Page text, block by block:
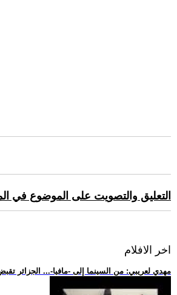
التعليق والتصويت على الموضوع في
اخر الافلام
.. مهدي لعريبي: من السينما إلى -مافيا-... الجزائر